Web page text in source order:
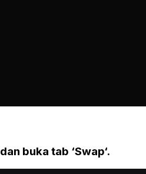
dan buka tab ‘Swap‘.